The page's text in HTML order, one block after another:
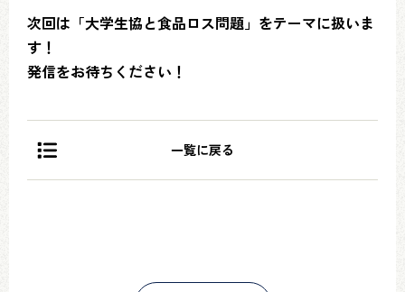
次回は「大学生協と食品ロス問題」をテーマに扱いま
す！
発信をお待ちください！
一覧に戻る